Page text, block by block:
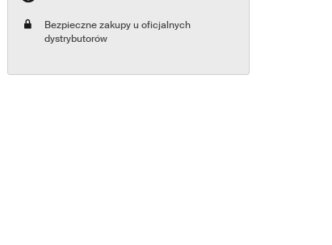
Bezpieczne zakupy u oficjalnych
dystrybutorów